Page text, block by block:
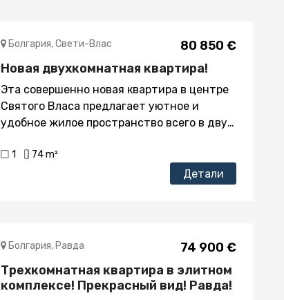
80 850 €
Болгария, Свети-Влаc
Новая двухкомнатная квартира!
Эта совершенно новая квартира в центре
Святого Власа предлагает уютное и
удобное жилое пространство всего в двух
квадратных метра, он идеально подходит
для комфортного уединения на море.
Гостиная обставлена со вкусом с
для отдыха и общения. Спальня-это
спокойный рай с удобной кроватью и
успокаивающим декором,
обеспечивающим спокойный ночной сон.
1 74 m²
Детали
74 900 €
Болгария, Равда
Трехкомнатная квартира в элитном
комплексе! Прекрасный вид! Равда!